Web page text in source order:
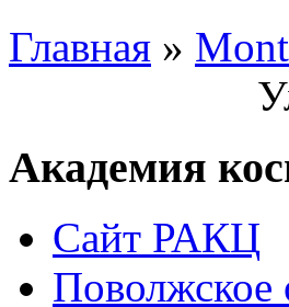
Главная »
Академия
Сайт РАКЦ